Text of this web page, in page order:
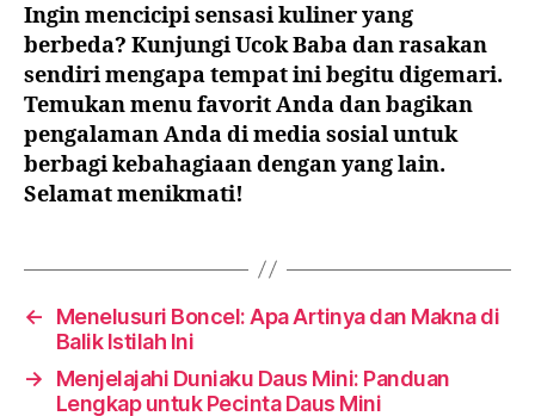
Ingin mencicipi sensasi kuliner yang
berbeda? Kunjungi Ucok Baba dan rasakan
sendiri mengapa tempat ini begitu digemari.
Temukan menu favorit Anda dan bagikan
pengalaman Anda di media sosial untuk
berbagi kebahagiaan dengan yang lain.
Selamat menikmati!
←
Menelusuri Boncel: Apa Artinya dan Makna di
Balik Istilah Ini
→
Menjelajahi Duniaku Daus Mini: Panduan
Lengkap untuk Pecinta Daus Mini